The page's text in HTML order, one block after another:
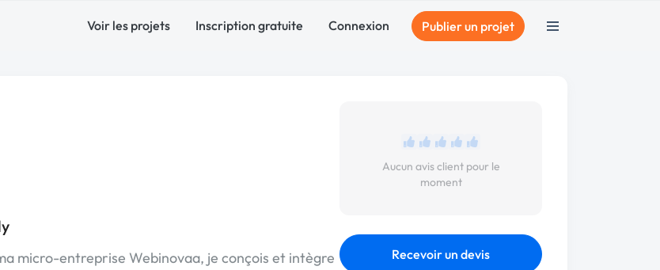
Voir les projets Inscription gratuite Connexion Publier un projet
micro-entreprise Webinovaa, je conçois et intègre
Aucun avis client pour le
moment
Recevoir un devis